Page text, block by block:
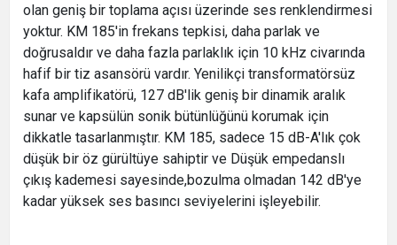
olan geniş bir toplama açısı üzerinde ses renklendirmesi
yoktur. KM 185'in frekans tepkisi, daha parlak ve
doğrusaldır ve daha fazla parlaklık için 10 kHz civarında
hafif bir tiz asansörü vardır. Yenilikçi transformatörsüz
kafa amplifikatörü, 127 dB'lik geniş bir dinamik aralık
sunar ve kapsülün sonik bütünlüğünü korumak için
dikkatle tasarlanmıştır. KM 185, sadece 15 dB-A'lık çok
düşük bir öz gürültüye sahiptir ve Düşük empedanslı
çıkış kademesi sayesinde,bozulma olmadan 142 dB'ye
kadar yüksek ses basıncı seviyelerini işleyebilir.